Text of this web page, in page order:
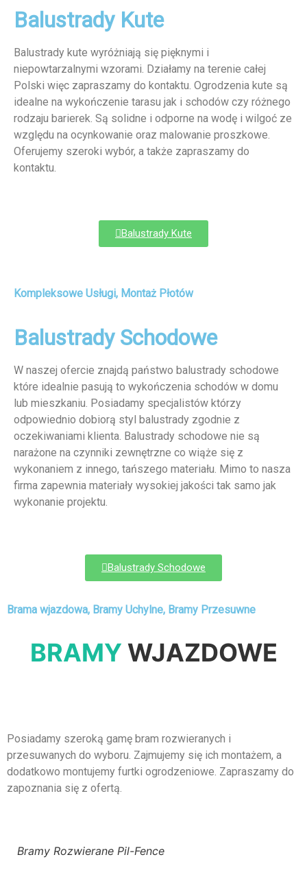
Balustrady Kute
Balustrady kute wyróżniają się pięknymi i
niepowtarzalnymi wzorami. Działamy na terenie całej
Polski więc zapraszamy do kontaktu. Ogrodzenia kute są
idealne na wykończenie tarasu jak i schodów czy różnego
rodzaju barierek. Są solidne i odporne na wodę i wilgoć ze
względu na ocynkowanie oraz malowanie proszkowe.
Oferujemy szeroki wybór, a także zapraszamy do
kontaktu.
Balustrady Kute
Kompleksowe Usługi, Montaż Płotów
Balustrady Schodowe
W naszej ofercie znajdą państwo balustrady schodowe
które idealnie pasują to wykończenia schodów w domu
lub mieszkaniu. Posiadamy specjalistów którzy
odpowiednio dobiorą styl balustrady zgodnie z
oczekiwaniami klienta. Balustrady schodowe nie są
narażone na czynniki zewnętrzne co wiąże się z
wykonaniem z innego, tańszego materiału. Mimo to nasza
firma zapewnia materiały wysokiej jakości tak samo jak
wykonanie projektu.
Balustrady Schodowe
Brama wjazdowa, Bramy Uchylne, Bramy Przesuwne
BRAMY WJAZDOWE
Posiadamy szeroką gamę bram rozwieranych i
przesuwanych do wyboru. Zajmujemy się ich montażem, a
dodatkowo montujemy furtki ogrodzeniowe. Zapraszamy do
zapoznania się z ofertą.
Bramy Rozwierane Pil-Fence